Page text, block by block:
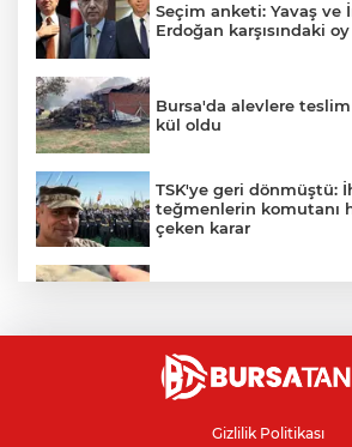
Seçim anketi: Yavaş ve
Erdoğan karşısındaki
Bursa'da alevlere
kül oldu
TSK'ye geri dönmüştü:
teğmenlerin komutanı
çeken karar
Gazze'de can kaybı 73
Gizlilik Politikası